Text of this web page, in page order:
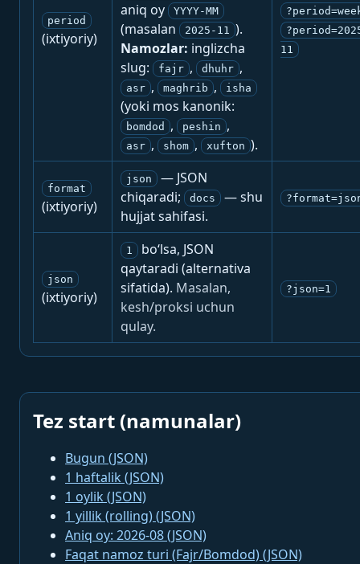
period
(ixtiyoriy)
aniq oy
YYYY-MM
(masalan 2025-11 ).
Namozlar: inglizcha
slug:
fajr , dhuhr ,
asr , maghrib , isha
(yoki mos kanonik:
bomdod , peshin ,
asr , shom , xufton ).
11
format
(ixtiyoriy)
json
— JSON
chiqaradi;
docs
— shu
hujjat sahifasi.
json
(ixtiyoriy)
1
bo‘lsa, JSON
qaytaradi (alternativa
sifatida). Masalan,
kesh/proksi uchun
qulay.
?json=1
Tez start (namunalar)
Bugun (JSON)
1 haftalik (JSON)
1 oylik (JSON)
1 yillik (rolling) (JSON)
Aniq oy: 2026-08 (JSON)
Faqat namoz turi (Fajr/Bomdod) (JSON)